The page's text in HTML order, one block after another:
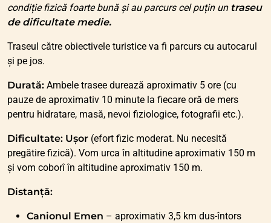
condiție fizică foarte bună și au parcurs cel puțin un traseu
de dificultate medie.
Traseul către obiectivele turistice va fi parcurs cu autocarul
și pe jos.
Durată: Ambele trasee durează aproximativ 5 ore (cu
pauze de aproximativ 10 minute la fiecare oră de mers
pentru hidratare, masă, nevoi fiziologice, fotografii etc.).
Dificultate: Ușor (efort fizic moderat. Nu necesită
pregătire fizică). Vom urca în altitudine aproximativ 150 m
și vom coborî în altitudine aproximativ 150 m.
Distanță:
Canionul Emen – aproximativ 3,5 km dus-întors